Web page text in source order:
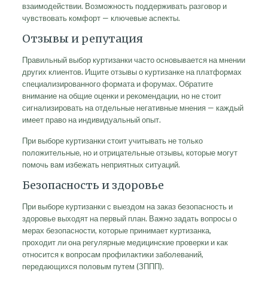
взаимодействии. Возможность поддерживать разговор и
чувствовать комфорт — ключевые аспекты.
Отзывы и репутация
Правильный выбор куртизанки часто основывается на мнении
других клиентов. Ищите отзывы о куртизанке на платформах
специализированного формата и форумах. Обратите
внимание на общие оценки и рекомендации, но не стоит
сигнализировать на отдельные негативные мнения — каждый
имеет право на индивидуальный опыт.
При выборе куртизанки стоит учитывать не только
положительные, но и отрицательные отзывы, которые могут
помочь вам избежать неприятных ситуаций.
Безопасность и здоровье
При выборе куртизанки с выездом на заказ безопасность и
здоровье выходят на первый план. Важно задать вопросы о
мерах безопасности, которые принимает куртизанка,
проходит ли она регулярные медицинские проверки и как
относится к вопросам профилактики заболеваний,
передающихся половым путем (ЗППП).